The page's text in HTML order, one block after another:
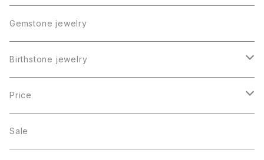
Gemstone jewelry
Birthstone jewelry
１月・ガーネット
２月・アメジスト
Price
～5000円
Sale